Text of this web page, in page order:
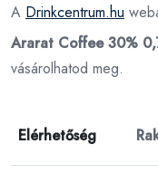
A Drinkcentrum.hu
Ararat Coffee 30%
vásárolhatod meg.
Elérhetőség